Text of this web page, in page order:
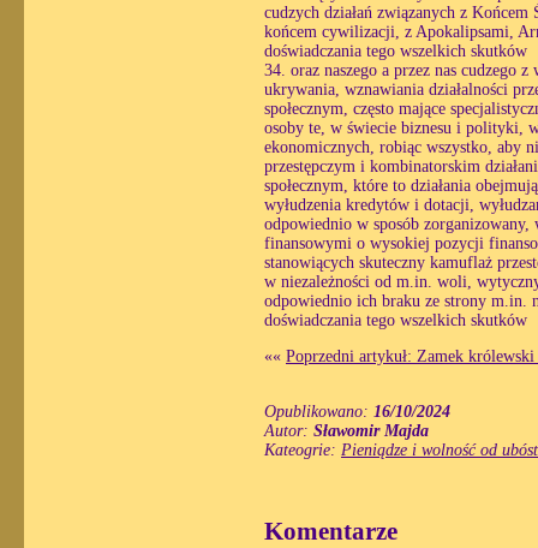
cudzych działań związanych z
końcem cywilizacji, z Apokalipsami,
doświadczania tego wszelkich skutków
34. oraz naszego a przez nas cudzego
ukrywania, wznawiania działalności
społecznym, często mające
osoby te, w świecie biznesu i polityki,
ekonomicznych, robiąc wszystko, aby
przestępczym i kombinatorskim
społecznym, które to działania
wyłudzenia kredytów i dotacji,
odpowiednio w sposób
finansowymi o wysokiej pozycji
stanowiących skuteczny kamuflaż
w niezależności od m.in. woli,
odpowiednio ich braku ze strony m.in.
doświadczania tego wszelkich skutków
«« Poprzedni artykuł: Zamek
Opublikowano: 16/10/2024
Autor: Sławomir Majda
Kateogrie: Pieniądze i wolność od
Komentarze